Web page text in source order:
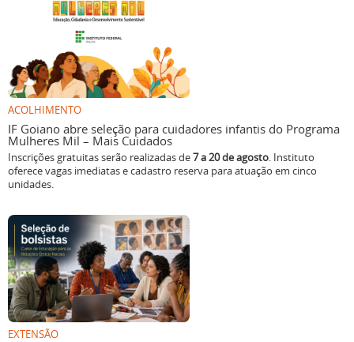
ACOLHIMENTO
IF Goiano abre seleção para cuidadores infantis do Programa
Mulheres Mil – Mais Cuidados
Inscrições gratuitas serão realizadas de7 a 20 de agosto. Instituto
oferece vagas imediatas e cadastro reserva para atuação em cinco
unidades.
EXTENSÃO